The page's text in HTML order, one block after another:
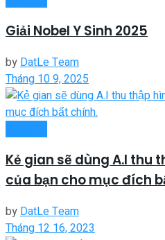
Giải Nobel Y Sinh 2025
by DatLe Team
Tháng 10 9, 2025
Kẻ gian sẽ dùng A.I thu
của bạn cho mục đích
byDatLe Team
Tháng 12 16, 2023